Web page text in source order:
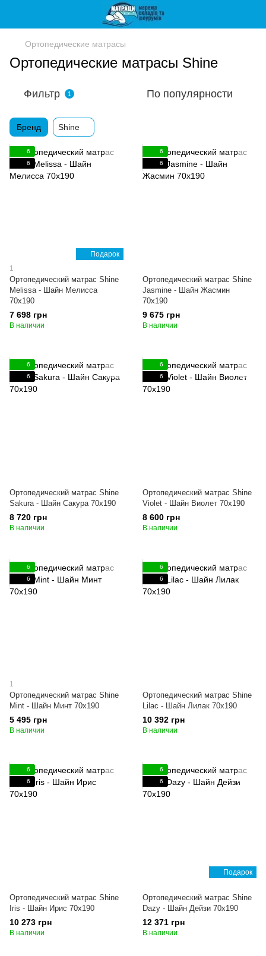
Ортопедические матрасы
Ортопедические матрасы Shine
Фильтр 1 По популярности
Бренд Shine
Подарок
6
6
1
Ортопедический матрас Shine
Melissa - Шайн Мелисса
70x190
7 698 грн
В наличии
6
6
Ортопедический матрас Shine
Jasmine - Шайн Жасмин
70x190
9 675 грн
В наличии
6
6
Ортопедический матрас Shine
Sakura - Шайн Сакура 70x190
8 720 грн
В наличии
6
6
Ортопедический матрас Shine
Violet - Шайн Виолет 70x190
8 600 грн
В наличии
6
6
1
Ортопедический матрас Shine
Mint - Шайн Минт 70x190
5 495 грн
В наличии
6
6
Ортопедический матрас Shine
Lilac - Шайн Лилак 70x190
10 392 грн
В наличии
6
6
Ортопедический матрас Shine
Iris - Шайн Ирис 70x190
10 273 грн
В наличии
Подарок
6
6
Ортопедический матрас Shine
Dazy - Шайн Дейзи 70x190
12 371 грн
В наличии